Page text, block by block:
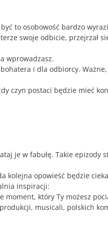
to osobowość bardzo
swoje odbicie, przejrzał
wprowadzasz.
i dla odbiorcy.
czyn postaci będzie mieć
je w fabułę. Takie epizody
kolejna opowieść będzie
inspiracji:
moment, który Ty możesz
musicali, polskich